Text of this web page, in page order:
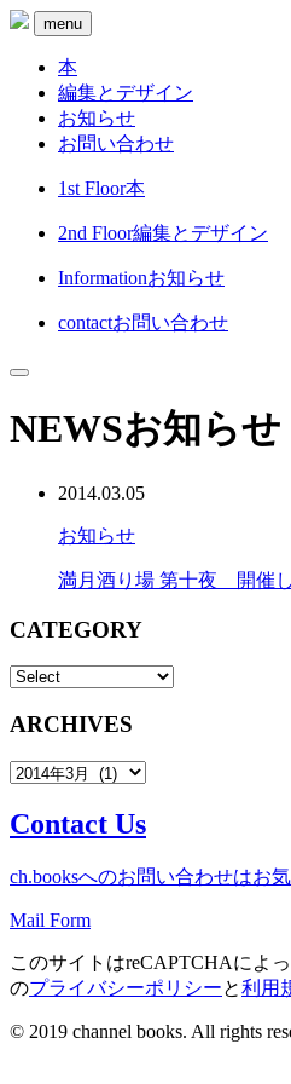
menu
本
編集とデザイン
お知らせ
お問い合わせ
1st Floor本
2nd Floor編集とデザイン
Informationお知らせ
contactお問い合わせ
NEWSお知らせ
2014.03.05
お知らせ
満月酒り場 第十夜 開催し
CATEGORY
ARCHIVES
Contact Us
ch.booksへのお問い合わせはお
Mail Form
このサイトはreCAPTCHAによ
のプライバシーポリシーと利用
© 2019 channel books. All rights